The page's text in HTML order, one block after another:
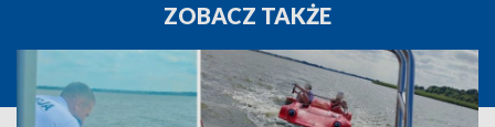
ZOBACZ TAKŻE